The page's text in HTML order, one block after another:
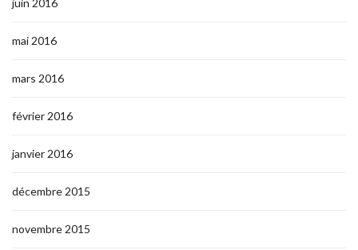
juin 2016
mai 2016
mars 2016
février 2016
janvier 2016
décembre 2015
novembre 2015